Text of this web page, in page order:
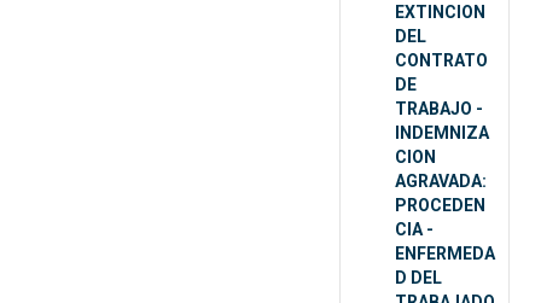
EXTINCION
DEL
CONTRATO
DE
TRABAJO -
INDEMNIZA
CION
AGRAVADA:
PROCEDEN
CIA -
ENFERMEDA
D DEL